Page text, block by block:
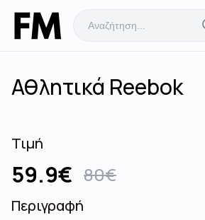
Αθλητικά Reebok
Τιμή
59.9€ 80€
Περιγραφή